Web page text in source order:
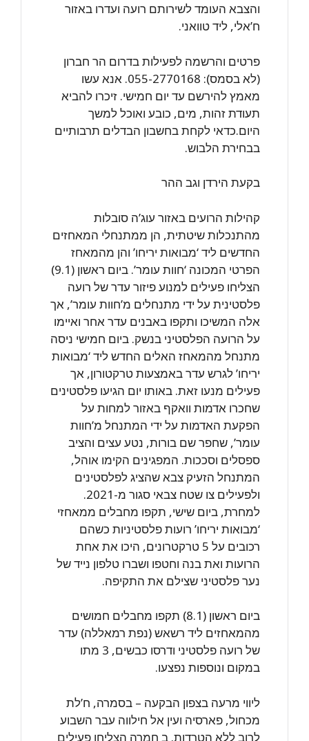
והצבא העומד לשירותם רועה ועדרו באזור
ח’אלי, ליד טוואני.
פרטים והרשמה לפעילות בדרום הר חברון
(לא בסמס): 055-2770168. אנא עשו
מאמץ להירשם עד יום חמישי. זיכרו להביא
תעודת זהות, מים, כובע ואוכל למשך
היום.כדאי לקחת בחשבון הבדלים תרבותיים
בבחירת הלבוש.
בקעת הירדן וגב ההר
קהילות הרועים באזור עוג’ה סובלות
מהתנכלות שיטתית, הן ממתנחלי המאחזים
החדשים ליד ‘מבואות יריחו’ והן מהמאחז
הפרטי המכונה ‘חוות עומר’. ביום ראשון (9.1)
הצליחו פעילים למנוע פיזור עדר של רועה
פלסטינית על ידי מתנחלים מ’חוות עומר’, אך
אלה המשיכו ותקפו באבנים עדר אחר ואיימו
על הרועה הפלסטיני בנשק. ביום חמישי ניסה
מתנחל מהמאחז האלים החדש ליד ‘מבואות
יריחו’ לגרש עדר באמצעות טרקטורון, אך
פעילים מנעו זאת. באותו יום הגיעו פלסטינים
שחכרו אדמות וואקף באזור למחות על
הפקעת האדמות על ידי המתנחל מ’חוות
עומר’, שחפר שם בורות, נטע עצים והציב
ספסלים וסככות. המפגינים הקימו אוהל,
המתנחל הזעיק צבא שהציג לפלסטינים
ולפעילים צו שטח צבאי סגור מ-2021.
למחרת, ביום שישי, תקפו מחבלים ממאחזי
‘מבואות יריחו’ רועות פלסטיניות כשהם
רכובים על 5 טרקטרונים, היכו את אחת
הרועות ואת בנה וחטפו ושברו טלפון נייד של
נער פלסטיני שצילם את התקיפה.
ביום ראשון (8.1) תקפו מחבלים חמושים
מהמאחזים ליד רשאש (נפת רמאללה) עדר
של רועה פלסטיני ודרסו כבשים, 3 מתו
במקום ונוספות נפצעו.
ליווי מרעה בצפון הבקעה – בסמרה, ח’לת
מכחול, פארסיה ועין אל חילווה עבר השבוע
לרוב ללא הטרדות. ב חמרה הצליחו פעילים